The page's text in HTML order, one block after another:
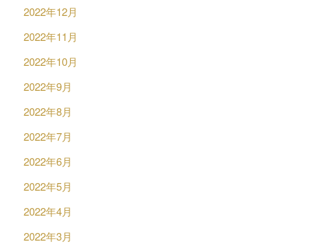
2022年12月
2022年11月
2022年10月
2022年9月
2022年8月
2022年7月
2022年6月
2022年5月
2022年4月
2022年3月